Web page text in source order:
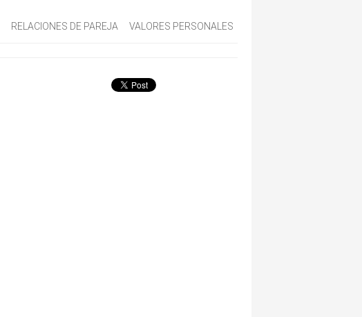
RELACIONES DE PAREJA VALORES PERSONALES